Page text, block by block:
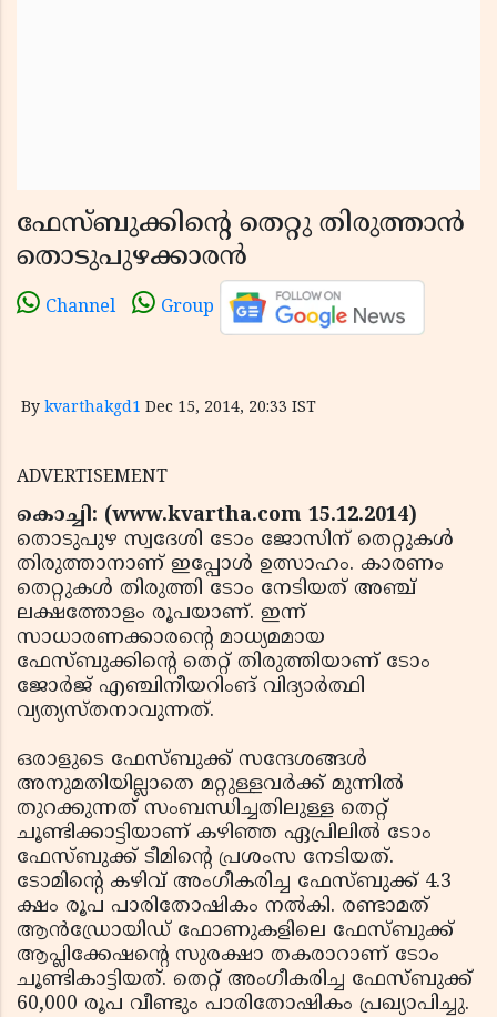
ഫേസ്ബുക്കിന്റെ തെറ്റു തിരുത്താന്‍
തൊടുപുഴക്കാരന്‍
Channel Group
By kvarthakgd1 Dec 15, 2014, 20:33 IST
ADVERTISEMENT
കൊച്ചി: (www.kvartha.com 15.12.2014)
തൊടുപുഴ സ്വദേശി ടോം ജോസിന് തെറ്റുകള്‍
തിരുത്താനാണ് ഇപ്പോള്‍ ഉത്സാഹം. കാരണം
തെറ്റുകള്‍ തിരുത്തി ടോം നേടിയത് അഞ്ച്
ലക്ഷത്തോളം രൂപയാണ്. ഇന്ന്
സാധാരണക്കാരന്റെ മാധ്യമമായ
ഫേസ്ബുക്കിന്റെ തെറ്റ് തിരുത്തിയാണ് ടോം
ജോര്‍ജ് എഞ്ചിനീയറിംങ് വിദ്യാര്‍ത്ഥി
വ്യത്യസ്തനാവുന്നത്.
ഒരാളുടെ ഫേസ്ബുക്ക് സന്ദേശങ്ങള്‍
അനുമതിയില്ലാതെ മറ്റുള്ളവര്‍ക്ക് മുന്നില്‍
തുറക്കുന്നത് സംബന്ധിച്ചതിലുള്ള തെറ്റ്
ചൂണ്ടിക്കാട്ടിയാണ് കഴിഞ്ഞ ഏപ്രിലില്‍ ടോം
ഫേസ്ബുക്ക് ടീമിന്റെ പ്രശംസ നേടിയത്.
ടോമിന്റെ കഴിവ് അംഗീകരിച്ച ഫേസ്ബുക്ക് 4.3
ക്ഷം രൂപ പാരിതോഷികം നല്‍കി. രണ്ടാമത്
ആന്‍ഡ്രോയിഡ് ഫോണുകളിലെ ഫേസ്ബുക്ക്
ആപ്ലിക്കേഷന്റെ സുരക്ഷാ തകരാറാണ് ടോം
ചൂണ്ടികാട്ടിയത്. തെറ്റ് അംഗീകരിച്ച ഫേസ്ബുക്ക്
60,000 രൂപ വീണ്ടും പാരിതോഷികം പ്രഖ്യാപിച്ചു.